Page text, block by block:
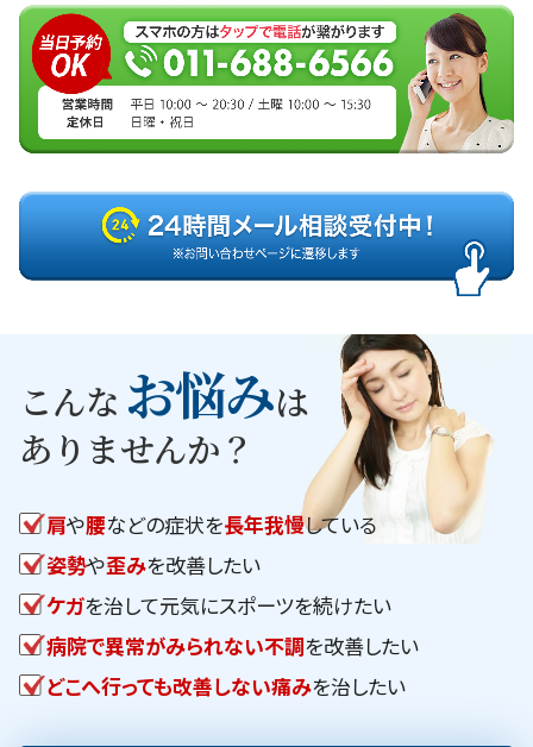
こんな お悩みは
ありませんか？
肩や腰などの症状を長年我慢している
姿勢や歪みを改善したい
ケガを治して元気にスポーツを続けたい
病院で異常がみられない不調を改善したい
どこへ行っても改善しない痛みを治したい